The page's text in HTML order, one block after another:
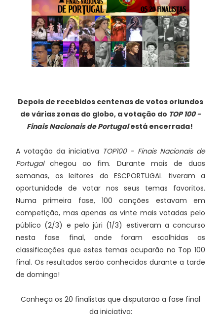
Depois de recebidos centenas de votos oriundos
de várias zonas do globo, a votação do TOP 100 -
Finais Nacionais de Portugalestá encerrada!
A votação da iniciativa TOP100 - Finais Nacionais de
Portugalchegou ao fim. Durante mais de duas
semanas, os leitores do ESCPORTUGAL tiveram a
oportunidade de votar nos seus temas favoritos.
Numa primeira fase, 100 canções estavam em
competição, mas apenas as vinte mais votadas pelo
público (2/3) e pelo júri (1/3) estiveram a concurso
nesta fase final, onde foram escolhidas as
classificações que estes temas ocuparão no Top 100
final. Os resultados serão conhecidos durante a tarde
de domingo!
Conheça os 20 finalistas que disputarão a fase final
da iniciativa: